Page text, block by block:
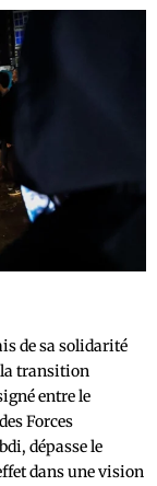
de sa solidarité
la transition
entre le
Forces
dépasse le
dans une vision